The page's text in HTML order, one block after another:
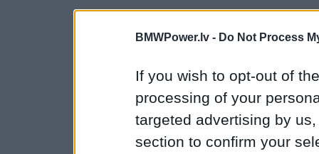
BMWPower.lv - Do Not Process
If you wish to opt-out of
processing of your
targeted advertising by
section to confirm your